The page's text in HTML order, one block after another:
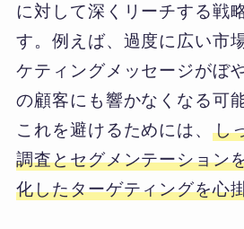
に対して深くリーチする戦
す。例えば、過度に広い市
ケティングメッセージがぼ
の顧客にも響かなくなる可
これを避けるためには、し
調査とセグメンテーション
化したターゲティングを心